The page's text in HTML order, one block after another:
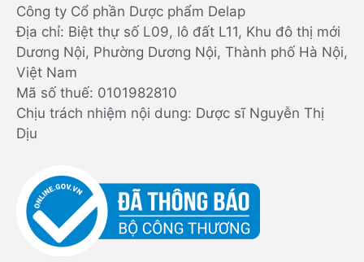
Công ty Cổ phần Dược phẩm Delap
Địa chỉ: Biệt thự số L09, lô đất L11, Khu đô thị mới
Dương Nội, Phường Dương Nội, Thành phố Hà Nội,
Việt Nam
Mã số thuế: 0101982810
Chịu trách nhiệm nội dung: Dược sĩ Nguyễn Thị
Dịu